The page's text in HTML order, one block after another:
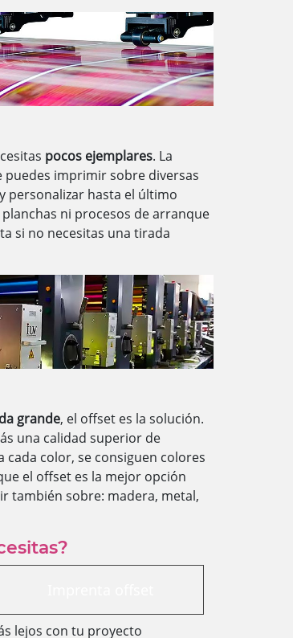
pocos ejemplares. La
puedes imprimir sobre diversas
personalizar hasta el último
ni procesos de arranque
si no necesitas una tirada
grande, el offset es la solución.
una calidad superior de
color, se consiguen colores
el offset es la mejor opción
también sobre: madera, metal,
lejos con tu proyecto